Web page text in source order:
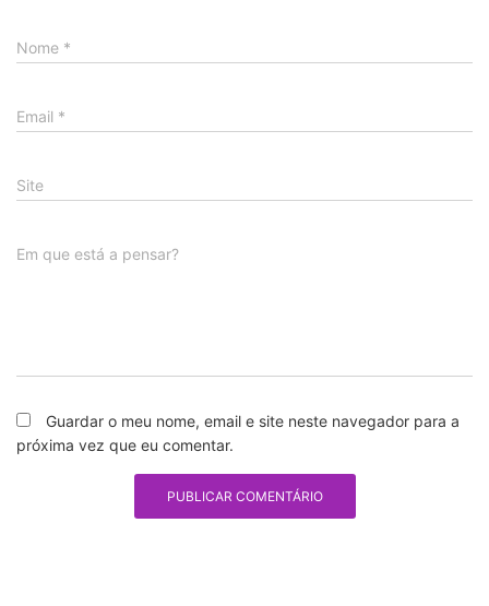
Nome *
Email *
Site
Em que está a pensar?
Guardar o meu nome, email e site neste navegador para a
próxima vez que eu comentar.